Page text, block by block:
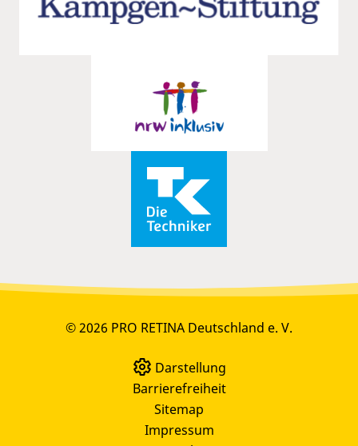
© 2026 PRO RETINA Deutschland e. V.
Darstellung
Barrierefreiheit
Sitemap
Impressum